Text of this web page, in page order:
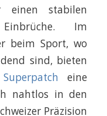
einen stabilen
Im
beim Sport, wo
sind, bieten
eine
nahtlos in den
Präzision